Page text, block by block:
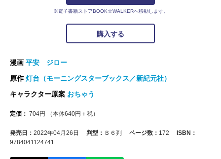
※電子書籍ストアBOOK☆WALKERへ移動します。
購入する
漫画 平安 ジロー
原作灯台（モーニングスターブックス／新紀元社）
キャラクター原案 おちゃう
定価： 704円 （本体640円＋税）
発売日： 2022年04月26日 判型： Ｂ６判 ページ数： 172
ISBN：
9784041124741